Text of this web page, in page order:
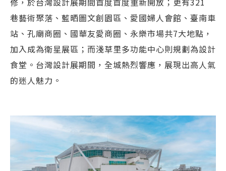
巷藝術聚落、藍晒圖文創園區、愛國婦人會館、臺南車
站、孔廟商圈、國華友愛商圈、永樂市場共7大地點，
加入成為衛星展區；而淺草里多功能中心則規劃為設計
食堂。台灣設計展期間，全城熱烈響應，展現出高人氣
的迷人魅力。